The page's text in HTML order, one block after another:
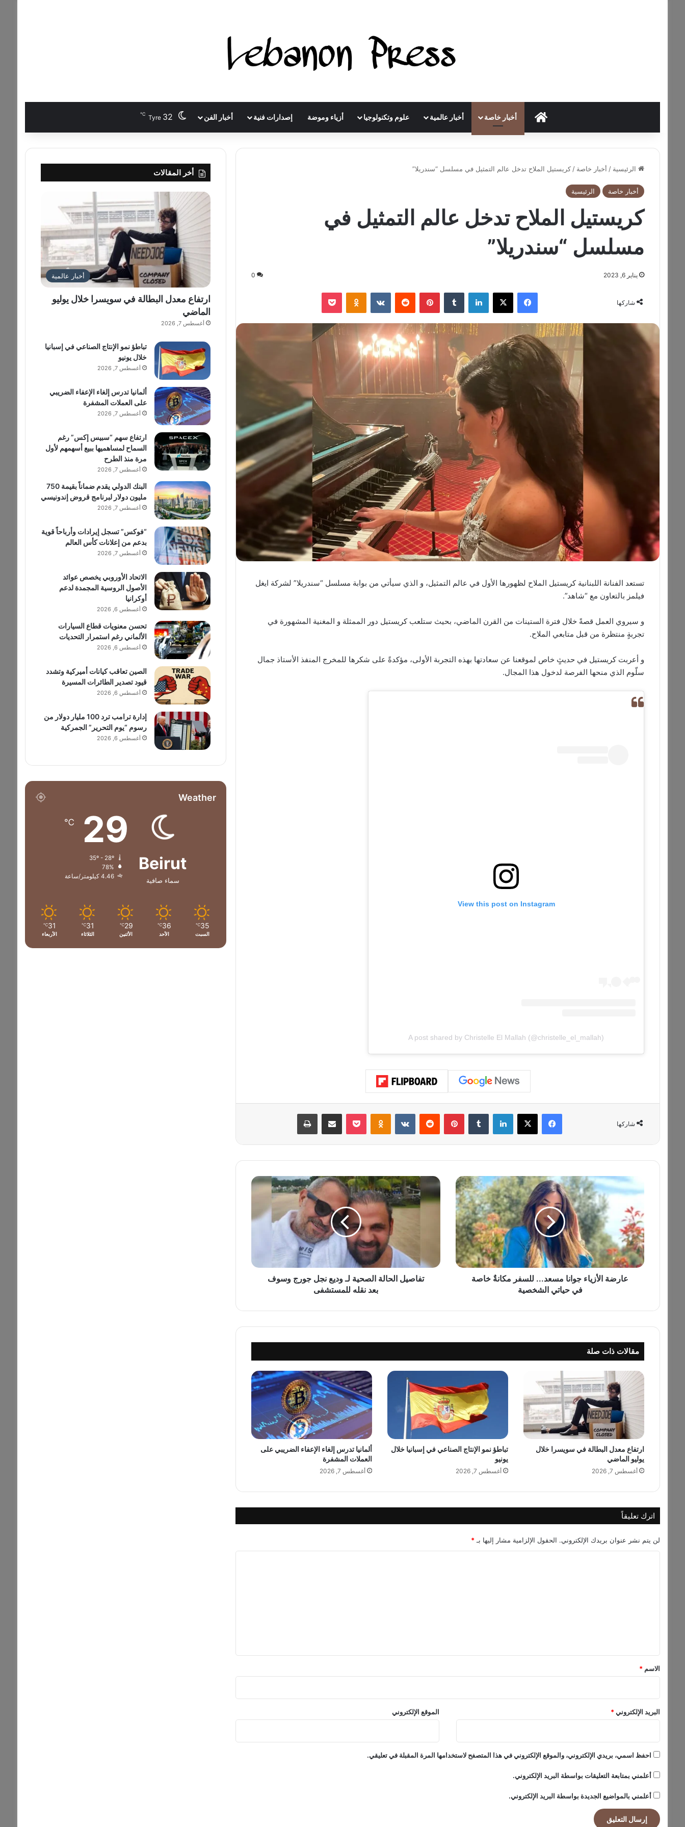
HOMEأخبار خاصة أخبار عالمية علوم وتكنولوجيا أزياء وموضة إصدارات فنية أخبار الفن Tyre 32
℃
الرئيسية / أخبار خاصة / كريستيل الملاح تدخل عالم التمثيل في مسلسل “سندريلا”
أخبار خاصة الرئيسية
كريستيل الملاح تدخل عالم التمثيل في
مسلسل “سندريلا”
يناير 6, 2023 0
شاركها
فيسبوك ‫X لينكدإن ‏Tumblr بينتيريست ‏Reddit
‏VKontakte
Odnoklassniki
‫Pocket
تستعد الفنانة اللبنانية كريستيل الملاح لظهورها الأول في عالم التمثيل، و الذي سيأتي من بوابة مسلسل “سندريلا” لشركة ايغل
فيلمز بالتعاون مع “شاهد”.
و سيروي العمل قصةً خلال فترة الستينات من القرن الماضي، بحيث ستلعب كريستيل دور الممثلة و المغنية المشهورة في
تجربةٍ منتظرة من قبل متابعي الملاح.
و أعربت كريستيل في حديثٍ خاص لموقعنا عن سعادتها بهذه التجربة الأولى، مؤكدةً على شكرها للمخرج المنفذ الأستاذ جمال
سلّوم الذي منحها الفرصة لدخول هذا المجال.
View this post on Instagram
A post shared by Christelle El Mallah (@christelle_el_mallah)
شاركها
فيسبوك ‫X لينكدإن ‏Tumblr بينتيريست ‏Reddit
‏VKontakte
Odnoklassniki
‫Pocket مشاركة عبر البريد طباعة
ا
ض
ة
ا
ل
أ
ز
ج
ن
م
س
ع
د
.
.
ل
ل
س
ف
م
ا
ن
خ
ل
ي
عارضة الأزياء جوانا مسعد... للسفر مكانةٌ خاصة
في حياتي الشخصية
ت
ا
ح
ا
ح
ة
و
د
ي
ع
ن
ج
ر
س
تفاصيل الحالة الصحية لـ وديع نجل جورج وسوف
بعد نقله للمستشفى
مقالات ذات صلة
ارتفاع معدل البطالة في سويسرا خلال
يوليو الماضي
أغسطس 7, 2026
تباطؤ نمو الإنتاج الصناعي في إسبانيا خلال
يونيو
أغسطس 7, 2026
ألمانيا تدرس إلغاء الإعفاء الضريبي على
العملات المشفرة
أغسطس 7, 2026
اترك تعليقاً
لن يتم نشر عنوان بريدك الإلكتروني. الحقول الإلزامية مشار إليها بـ *
*
الاسم *
البريد الإلكتروني* الموقع الإلكتروني
احفظ اسمي، بريدي الإلكتروني، والموقع الإلكتروني في هذا المتصفح لاستخدامها المرة المقبلة في تعليقي.
أعلمني بمتابعة التعليقات بواسطة البريد الإلكتروني.
أعلمني بالمواضيع الجديدة بواسطة البريد الإلكتروني.
أخر المقالات
أخبار عالمية
ارتفاع معدل البطالة في سويسرا خلال يوليو
الماضي
أغسطس 7, 2026
تباطؤ نمو الإنتاج الصناعي في إسبانيا
خلال يونيو
أغسطس 7, 2026
ألمانيا تدرس إلغاء الإعفاء الضريبي
على العملات المشفرة
أغسطس 7, 2026
ارتفاع سهم “سبيس إكس” رغم
السماح لمساهميها ببيع أسهمهم لأول
مرة منذ الطرح
أغسطس 7, 2026
البنك الدولي يقدم ضماناً بقيمة 750
مليون دولار لبرنامج قروض إندونيسي
أغسطس 7, 2026
“فوكس” تسجل إيرادات وأرباحاً قوية
بدعم من إعلانات كأس العالم
أغسطس 7, 2026
الاتحاد الأوروبي يخصص عوائد
الأصول الروسية المجمدة لدعم
أوكرانيا
أغسطس 6, 2026
تحسن معنويات قطاع السيارات
الألماني رغم استمرار التحديات
أغسطس 6, 2026
الصين تعاقب كيانات أميركية وتشدد
قيود تصدير الطائرات المسيرة
أغسطس 6, 2026
إدارة ترامب ترد 100 مليار دولار من
رسوم “يوم التحرير” الجمركية
أغسطس 6, 2026
Weather
Beirut
سماء صافية
29
℃
78%
4.46 كيلومتر/ساعة
35
℃
السبت
36
℃
الأحد
29
℃
الأثنين
31
℃
الثلاثاء
31
℃
الأربعاء